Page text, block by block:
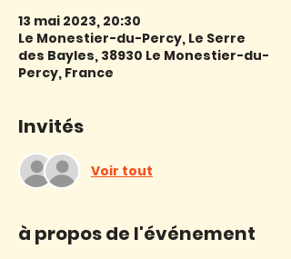
13 mai 2023, 20:30
Le Monestier-du-Percy, Le Serre
des Bayles, 38930 Le Monestier-du-
Percy, France
Invités
Voir tout
à propos de l'événement